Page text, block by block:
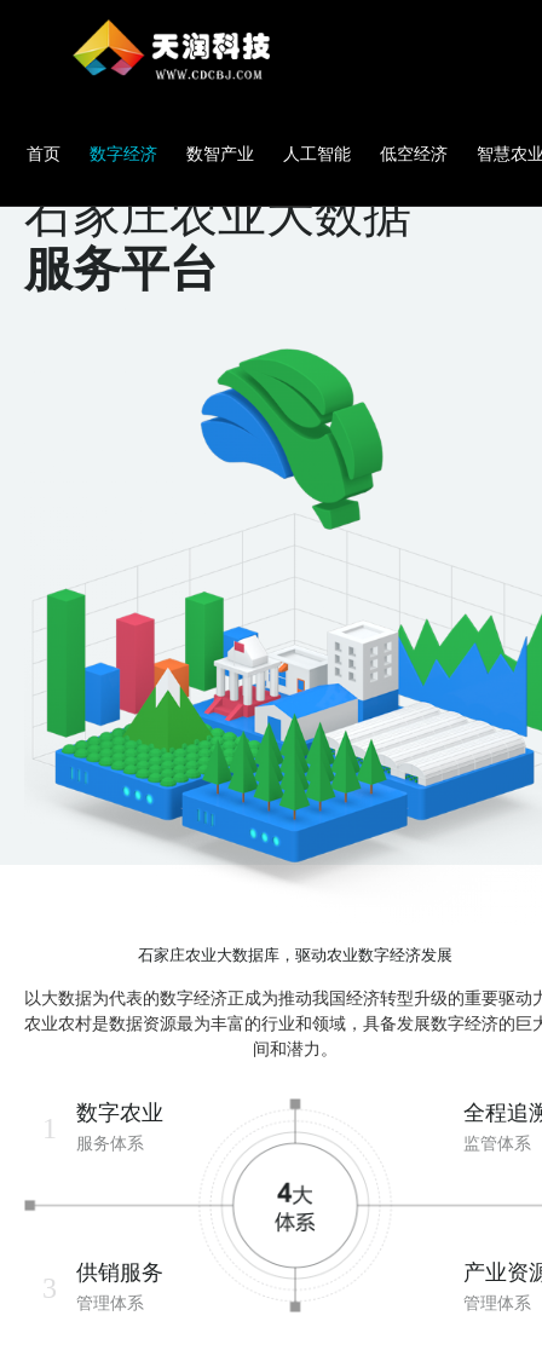
首页 数字经济 数智产业 人工智能 低空经济 智慧农
石家庄农业大数据
服务平台
石家庄农业大数据库，驱动农业数字经济发展
以大数据为代表的数字经济正成为推动我国经济转型升级的重要驱动
农业农村是数据资源最为丰富的行业和领域，具备发展数字经济的巨
间和潜力。
1 数字农业
服务体系
全程追
监管体系
3 供销服务
管理体系
产业资
管理体系